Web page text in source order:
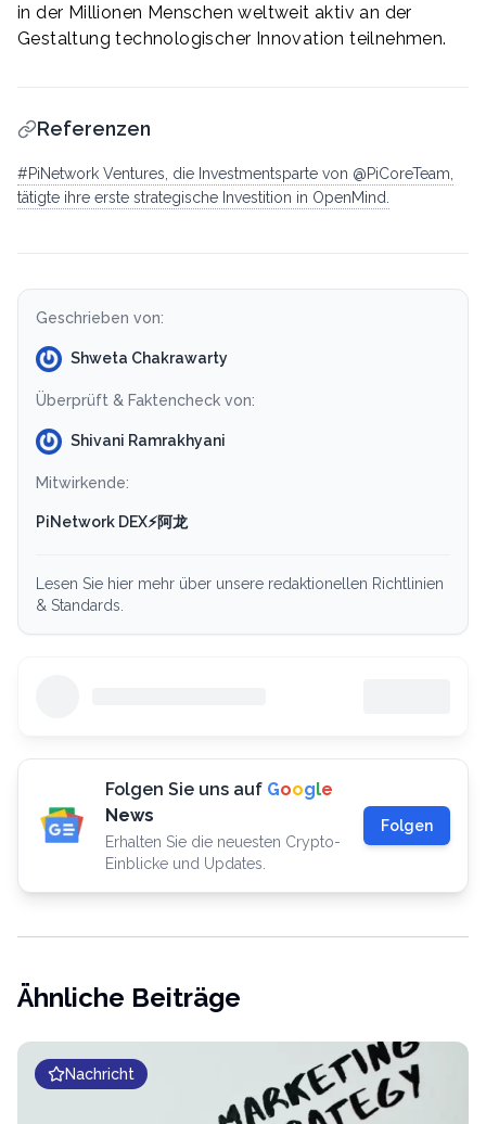
in der Millionen Menschen weltweit aktiv an der
Gestaltung technologischer Innovation teilnehmen.
Referenzen
#PiNetwork Ventures, die Investmentsparte von @PiCoreTeam,
tätigte ihre erste strategische Investition in OpenMind.
Geschrieben von:
Shweta Chakrawarty
Überprüft & Faktencheck von:
Shivani Ramrakhyani
Mitwirkende:
PiNetwork DEX⚡️阿龙
Lesen Sie hier mehr über unsere redaktionellen Richtlinien
& Standards.
Folgen Sie uns auf Google
News
Erhalten Sie die neuesten Crypto-
Einblicke und Updates.
Folgen
Ähnliche Beiträge
Nachricht